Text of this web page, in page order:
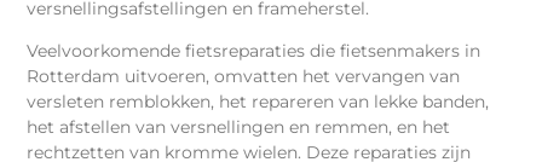
versnellingsafstellingen en frameherstel.
Veelvoorkomende fietsreparaties die fietsenmakers in
Rotterdam uitvoeren, omvatten het vervangen van
versleten remblokken, het repareren van lekke banden,
het afstellen van versnellingen en remmen, en het
rechtzetten van kromme wielen. Deze reparaties zijn